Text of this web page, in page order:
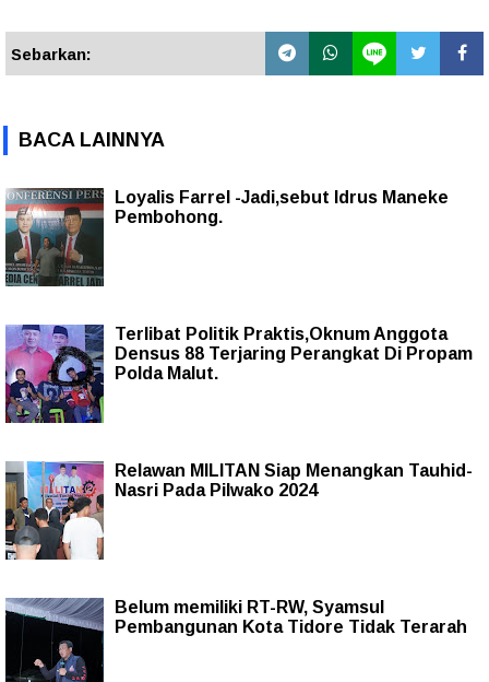
Sebarkan:
BACA LAINNYA
Loyalis Farrel -Jadi,sebut Idrus Maneke
Pembohong.
Terlibat Politik Praktis,Oknum Anggota
Densus 88 Terjaring Perangkat Di Propam
Polda Malut.
Relawan MILITAN Siap Menangkan Tauhid-
Nasri Pada Pilwako 2024
Belum memiliki RT-RW, Syamsul
Pembangunan Kota Tidore Tidak Terarah